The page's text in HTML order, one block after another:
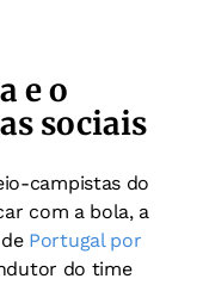
e o
sociais
campistas do
com a bola, a
Portugal por
do time